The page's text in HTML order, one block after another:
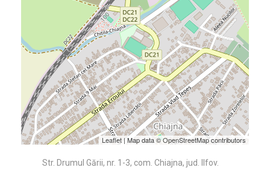
Leaflet | Map data ©OpenStreetMapcontributors
Str. Drumul Gării, nr. 1-3, com. Chiajna, jud. Ilfov.